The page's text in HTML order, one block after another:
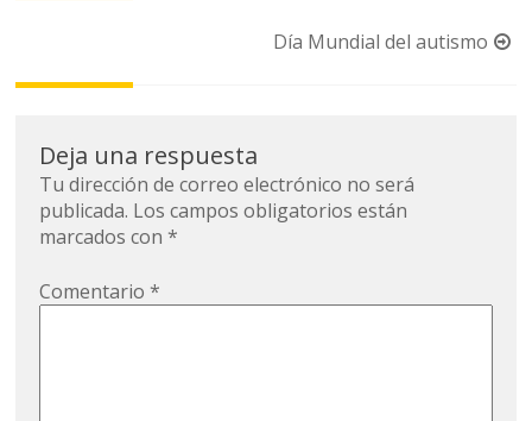
de
Día Mundial del autismo
Deja una respuesta
Tu dirección de correo electrónico no será
publicada. Los campos obligatorios están
marcados con*
Comentario*